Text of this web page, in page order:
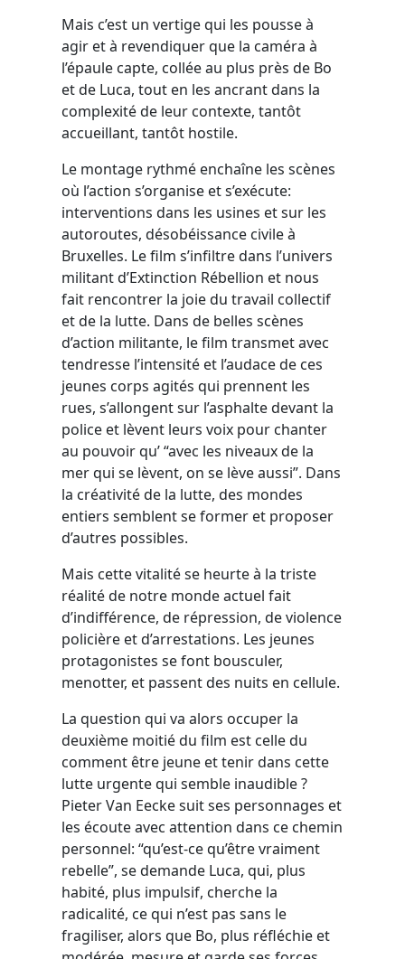
Mais c’est un vertige qui les pousse à
agir et à revendiquer que la caméra à
l’épaule capte, collée au plus près de Bo
et de Luca, tout en les ancrant dans la
complexité de leur contexte, tantôt
accueillant, tantôt hostile.
Le montage rythmé enchaîne les scènes
où l’action s’organise et s’exécute:
interventions dans les usines et sur les
autoroutes, désobéissance civile à
Bruxelles. Le film s’infiltre dans l’univers
militant d’Extinction Rébellion et nous
fait rencontrer la joie du travail collectif
et de la lutte. Dans de belles scènes
d’action militante, le film transmet avec
tendresse l’intensité et l’audace de ces
jeunes corps agités qui prennent les
rues, s’allongent sur l’asphalte devant la
police et lèvent leurs voix pour chanter
au pouvoir qu’ “avec les niveaux de la
mer qui se lèvent, on se lève aussi”. Dans
la créativité de la lutte, des mondes
entiers semblent se former et proposer
d’autres possibles.
Mais cette vitalité se heurte à la triste
réalité de notre monde actuel fait
d’indifférence, de répression, de violence
policière et d’arrestations. Les jeunes
protagonistes se font bousculer,
menotter, et passent des nuits en cellule.
La question qui va alors occuper la
deuxième moitié du film est celle du
comment être jeune et tenir dans cette
lutte urgente qui semble inaudible ?
Pieter Van Eecke suit ses personnages et
les écoute avec attention dans ce chemin
personnel: “qu’est-ce qu’être vraiment
rebelle”, se demande Luca, qui, plus
habité, plus impulsif, cherche la
radicalité, ce qui n’est pas sans le
fragiliser, alors que Bo, plus réfléchie et